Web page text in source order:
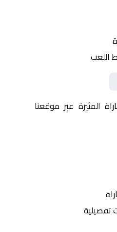
اللعب
المثيرة عبر موقعنا
تفصيلية